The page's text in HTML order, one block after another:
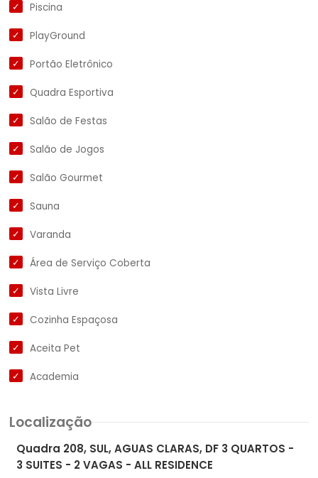
Piscina
PlayGround
Portão Eletrônico
Quadra Esportiva
Salão de Festas
Salão de Jogos
Salão Gourmet
Sauna
Varanda
Área de Serviço Coberta
Vista Livre
Cozinha Espaçosa
Aceita Pet
Academia
Localização
Quadra 208, SUL, AGUAS CLARAS, DF 3 QUARTOS -
3 SUITES - 2 VAGAS - ALL RESIDENCE